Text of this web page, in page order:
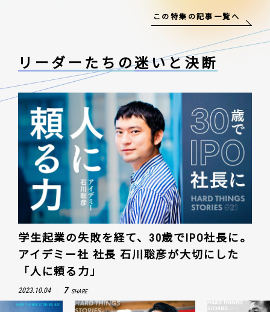
この特集の記事一覧へ
リーダーたちの迷いと決断
学生起業の失敗を経て、30歳でIPO社長に。
アイデミー社 社長 石川聡彦が大切にした
「人に頼る力」
2023.10.04 7 SHARE